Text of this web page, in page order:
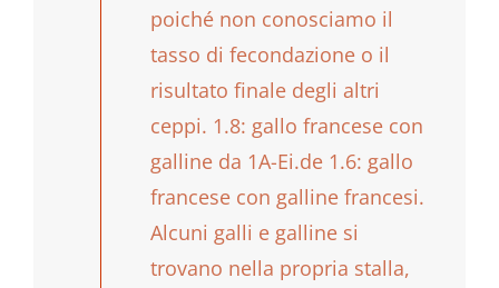
poiché non conosciamo il
tasso di fecondazione o il
risultato finale degli altri
ceppi. 1.8: gallo francese con
galline da 1A-Ei.de 1.6: gallo
francese con galline francesi.
Alcuni galli e galline si
trovano nella propria stalla,